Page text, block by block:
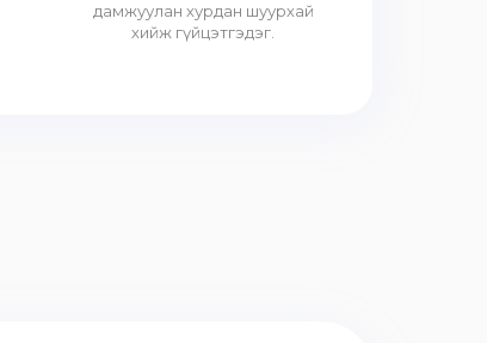
дамжуулан хурдан шуурхай
хийж гүйцэтгэдэг.